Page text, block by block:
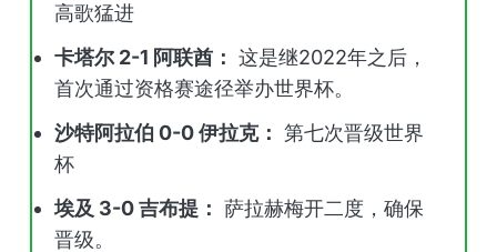
高歌猛进
卡塔尔 2-1 阿联酋： 这是继2022年之后，
首次通过资格赛途径举办世界杯。
沙特阿拉伯 0-0 伊拉克： 第七次晋级世界
杯
埃及 3-0 吉布提： 萨拉赫梅开二度，确保
晋级。